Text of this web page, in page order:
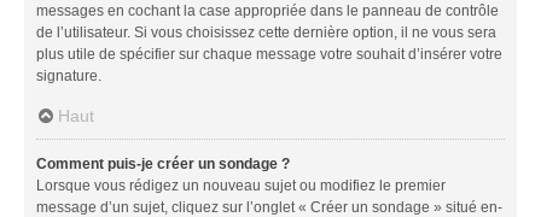
messages en cochant la case appropriée dans le panneau de contrôle
de l’utilisateur. Si vous choisissez cette dernière option, il ne vous sera
plus utile de spécifier sur chaque message votre souhait d’insérer votre
signature.
Haut
Comment puis-je créer un sondage ?
Lorsque vous rédigez un nouveau sujet ou modifiez le premier
message d’un sujet, cliquez sur l’onglet « Créer un sondage » situé en-